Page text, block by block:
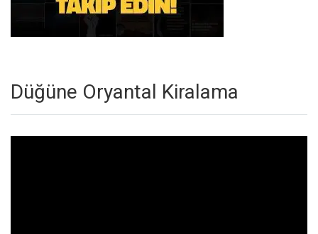
Düğüne Oryantal Kiralama